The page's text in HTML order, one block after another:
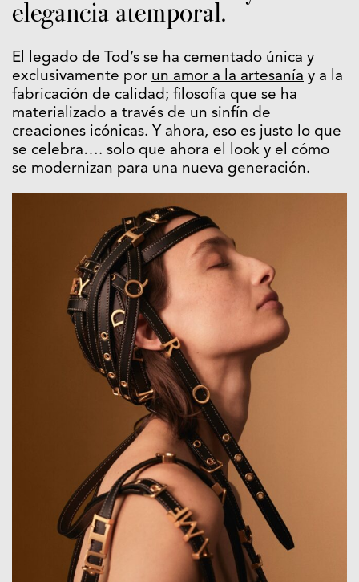
elegancia atemporal.
El legado de Tod’s se ha cementado única y
exclusivamente por un amor a la artesanía y a la
fabricación de calidad; filosofía que se ha
materializado a través de un sinfín de
creaciones icónicas. Y ahora, eso es justo lo que
se celebra…. solo que ahora el look y el cómo
se modernizan para una nueva generación.